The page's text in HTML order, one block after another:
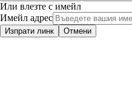
Или влезте с имейл
Имейл адрес
Изпрати линк Отмени